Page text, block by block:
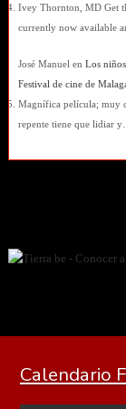
Ivey Thornton, MD Get
currently now available
José Manuel en Los
Festival de cine de
Magnífica película; muy
repente tiene que lidiar y…
Calendario